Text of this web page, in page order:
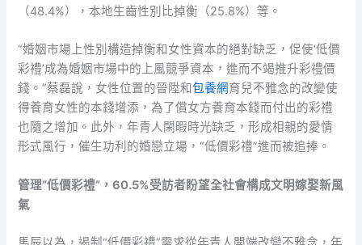
（48.4%），本地生齒性別比掉衡（25.8%）等。
“婚姻市場上性別構造掉衡和女性資本的絕對缺乏，促使‘低價
彩禮’成為婚姻市場中的上風競爭資本，進而不竭推升彩禮價
錢。”蔡磊說，女性位置的晉陞和包養網育兒不雅念的改變使
得養育女性的本錢增添，為了償女方養育本錢而付出的彩禮
也隨之增加。此外，年青人閑暇時光缺乏，形成相親的愛情
形式風行，催生功利的婚戀立場，“低價彩禮”進而被追捧。
管理“低價彩禮”，60.5%受訪者盼望全社會構成文明嫁娶新風
氣